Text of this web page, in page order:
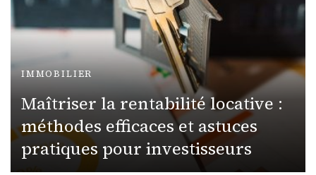
IMMOBILIER
Maîtriser la rentabilité locative :
méthodes efficaces et astuces
pratiques pour investisseurs